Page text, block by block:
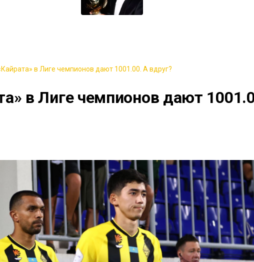
в Лиге чемпионов дают 1001.00. А вдруг?
в Лиге чемпионов дают